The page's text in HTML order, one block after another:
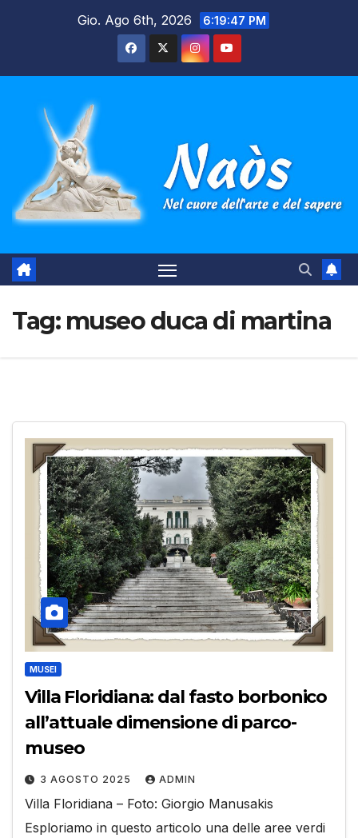
Gio. Ago 6th, 2026 6:19:48 PM
Tag: museo duca di martina
MUSEI
Villa Floridiana: dal fasto borbonico
all’attuale dimensione di parco-
museo
3 AGOSTO 2025 ADMIN
Villa Floridiana – Foto: Giorgio Manusakis
Esploriamo in questo articolo una delle aree verdi